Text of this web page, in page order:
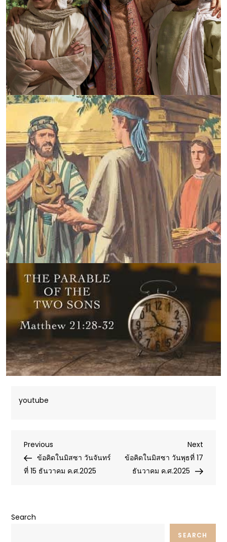
youtube
Post
navigation
Previous
Post
Previous
ข้อคิดในมิสซา วันจันทร์
ที่ 15 ธันวาคม ค.ศ.2025
Next
Post
Next
ข้อคิดในมิสซา วันพุธที่ 17
ธันวาคม ค.ศ.2025
Search
SEARCH